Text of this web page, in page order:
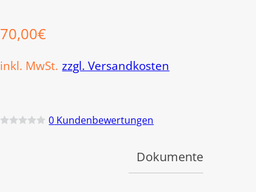
70,00€
inkl. MwSt. zzgl. Versandkosten
0 Kundenbewertungen
Dokumente